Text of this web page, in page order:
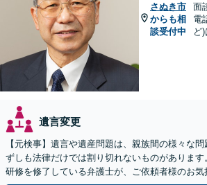
さぬき市
からも相
談受付中
面
電
ど
遺言変更
【元検事】遺言や遺産問題は、親族間の様々な
ずしも法律だけでは割り切れないものがありま
研修を修了している弁護士が、ご依頼者様のお